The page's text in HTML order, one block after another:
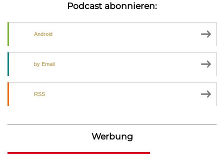
Podcast abonnieren:
Android
by Email
RSS
Werbung